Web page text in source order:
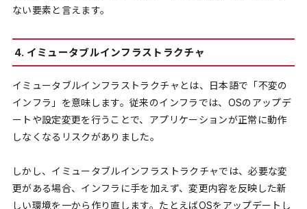
ない要素と言えます。
4. イミュータブルインフラストラクチャ
イミュータブルインフラストラクチャとは、日本語で「不変の
インフラ」を意味します。従来のインフラでは、OSのアップデ
ートや設定変更を行うことで、アプリケーションが正常に動作
しなくなるリスクがありました。
しかし、イミュータブルインフラストラクチャでは、必要な変
更がある場合、インフラに手を加えず、変更内容を反映した新
しい環境を一から作り直します。たとえばOSをアップデートし